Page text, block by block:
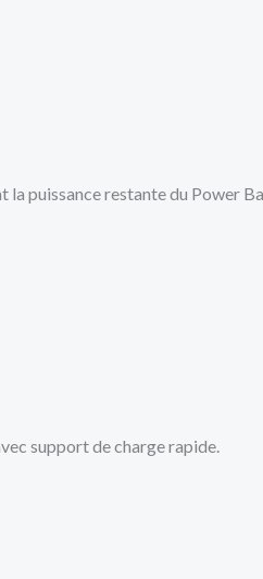
puissance restante du Power
support de charge rapide.